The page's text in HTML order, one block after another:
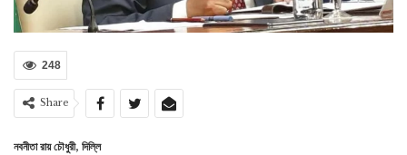
248
Share
নবনীতা রায় চৌধুরী, দিল্লি